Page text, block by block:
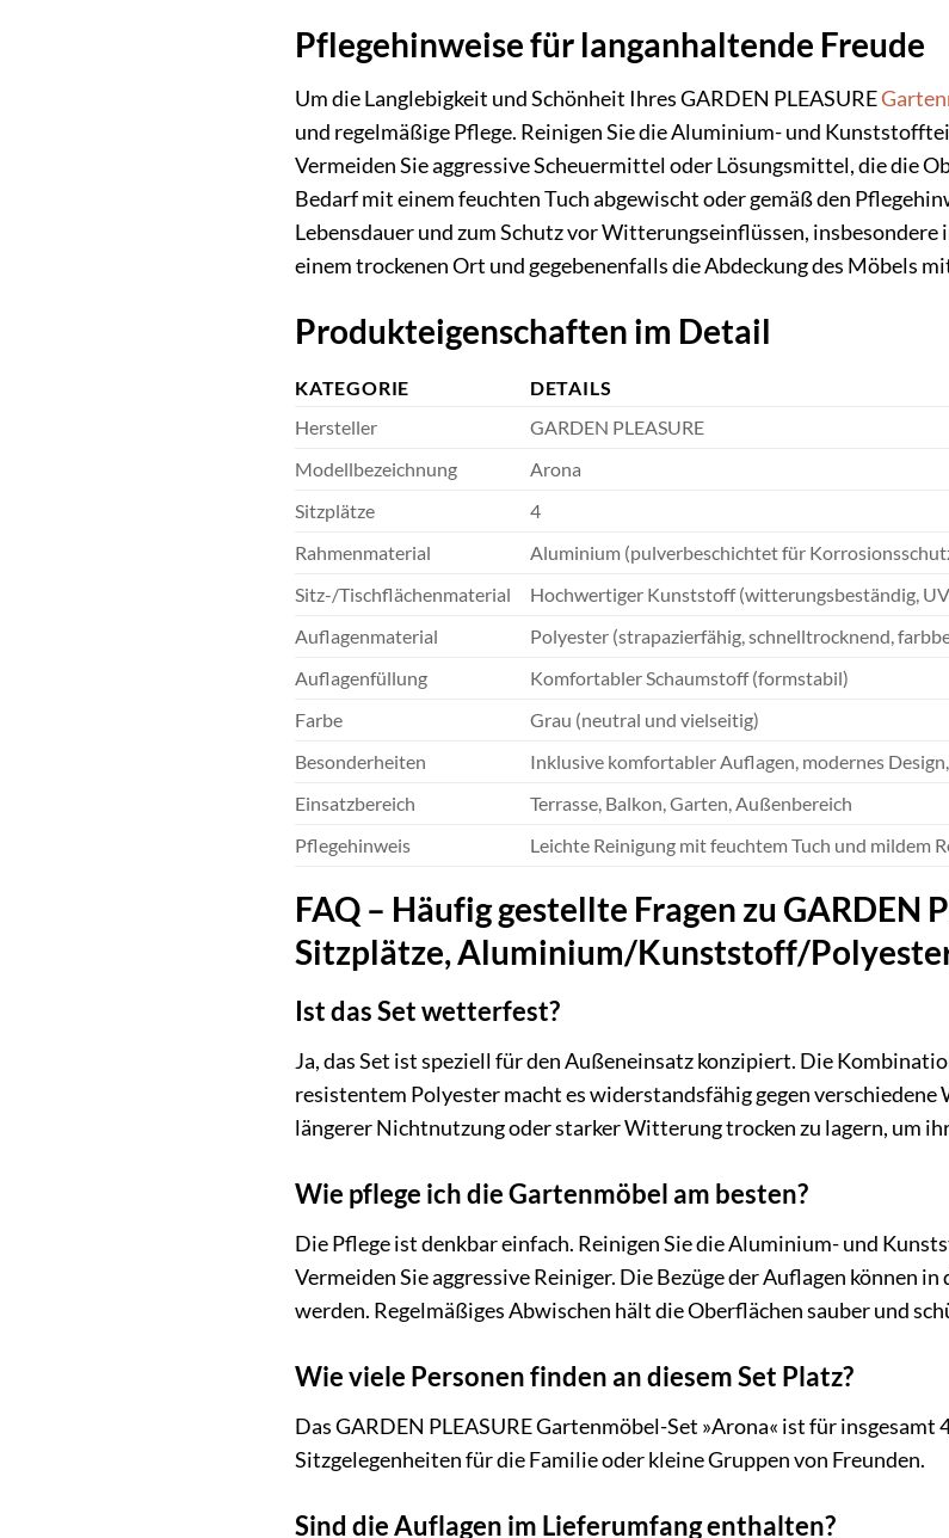
Pflegehinweise für langanhaltende Freude
Um die Langlebigkeit und Schönheit Ihres GARDEN PLEASURE
und regelmäßige Pflege. Reinigen Sie die Aluminium- und
Vermeiden Sie aggressive Scheuermittel oder Lösungsmittel, die die
Bedarf mit einem feuchten Tuch abgewischt oder gemäß den
Lebensdauer und zum Schutz vor Witterungseinflüssen,
einem trockenen Ort und gegebenenfalls die Abdeckung des Möbels
Produkteigenschaften im Detail
KATEGORIE
DETAILS
Hersteller
GARDEN PLEASURE
Modellbezeichnung
Arona
Sitzplätze
4
Rahmenmaterial
Aluminium (pulverbeschichtet für
Sitz-/Tischflächenmaterial
Hochwertiger Kunststoff (witterungsbeständig,
Auflagenmaterial
Polyester (strapazierfähig, schnelltrocknend,
Auflagenfüllung
Komfortabler Schaumstoff (formstabil)
Farbe
Grau (neutral und vielseitig)
Besonderheiten
Inklusive komfortabler Auflagen, modernes
Einsatzbereich
Terrasse, Balkon, Garten, Außenbereich
Pflegehinweis
Leichte Reinigung mit feuchtem Tuch und mildem
FAQ – Häufig gestellte Fragen zu GARDEN
Sitzplätze, Aluminium/Kunststoff/
Ist das Set wetterfest?
Ja, das Set ist speziell für den Außeneinsatz konzipiert. Die
resistentem Polyester macht es widerstandsfähig gegen
längerer Nichtnutzung oder starker Witterung trocken zu lagern, um
Wie pflege ich die Gartenmöbel am besten?
Die Pflege ist denkbar einfach. Reinigen Sie die Aluminium- und
Vermeiden Sie aggressive Reiniger. Die Bezüge der Auflagen können
werden. Regelmäßiges Abwischen hält die Oberflächen sauber und
Wie viele Personen finden an diesem Set Platz?
Das GARDEN PLEASURE Gartenmöbel-Set »Arona« ist für
Sitzgelegenheiten für die Familie oder kleine Gruppen von Freunden.
Sind die Auflagen im Lieferumfang enthalten?